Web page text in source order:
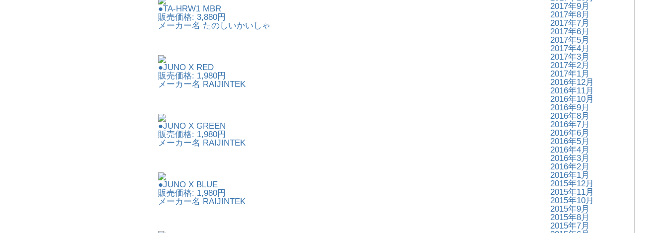
●TA-HRW1 MBR
販売価格: 3,880円
メーカー名 たのしいかいしゃ
●JUNO X RED
販売価格: 1,980円
メーカー名 RAIJINTEK
●JUNO X GREEN
販売価格: 1,980円
メーカー名 RAIJINTEK
●JUNO X BLUE
販売価格: 1,980円
メーカー名 RAIJINTEK
2017年9月
2017年8月
2017年7月
2017年6月
2017年5月
2017年4月
2017年3月
2017年2月
2017年1月
2016年12月
2016年11月
2016年10月
2016年9月
2016年8月
2016年7月
2016年6月
2016年5月
2016年4月
2016年3月
2016年2月
2016年1月
2015年12月
2015年11月
2015年10月
2015年9月
2015年8月
2015年7月